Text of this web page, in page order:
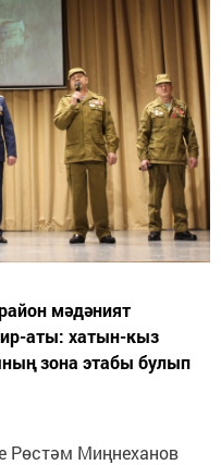
мәдәният
аты: хатын-кыз
зона этабы булып
Рөстәм Миңнеханов